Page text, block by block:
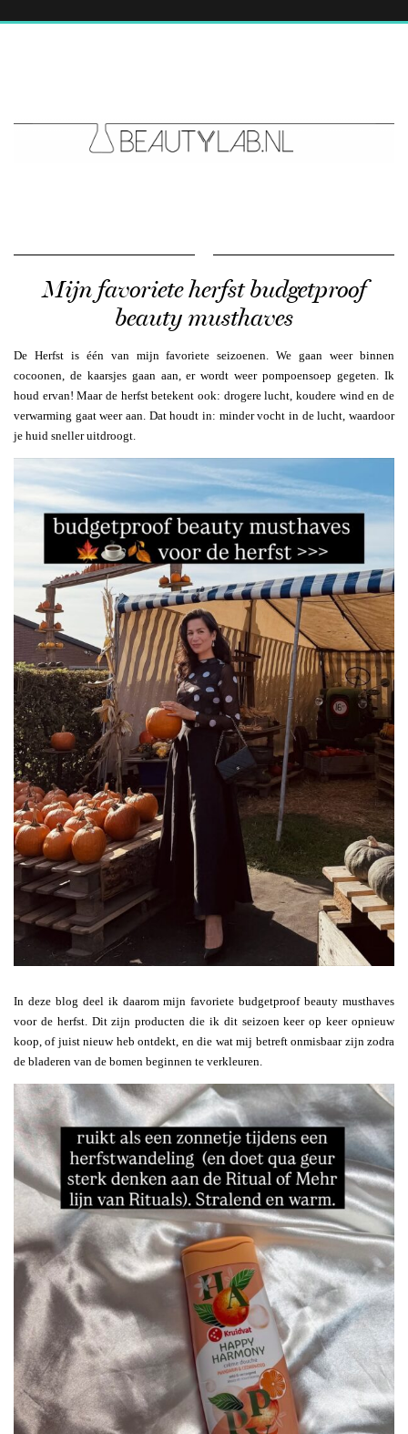
Mijn favoriete herfst budgetproof
beauty musthaves
De Herfst is één van mijn favoriete seizoenen. We gaan weer binnen
cocoonen, de kaarsjes gaan aan, er wordt weer pompoensoep gegeten. Ik
houd ervan! Maar de herfst betekent ook: drogere lucht, koudere wind en de
verwarming gaat weer aan. Dat houdt in: minder vocht in de lucht, waardoor
je huid sneller uitdroogt.
In deze blog deel ik daarom mijn favoriete budgetproof beauty musthaves
voor de herfst. Dit zijn producten die ik dit seizoen keer op keer opnieuw
koop, of juist nieuw heb ontdekt, en die wat mij betreft onmisbaar zijn zodra
de bladeren van de bomen beginnen te verkleuren.